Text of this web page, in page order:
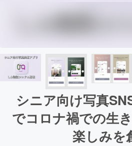
シニア向け写真
でコロナ禍での生
楽しみを